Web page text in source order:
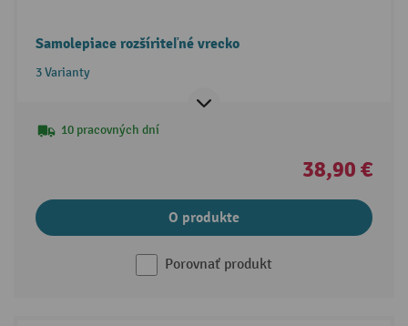
Samolepiace rozšíriteľné vrecko
3 Varianty
10 pracovných dní
38,90 €
O produkte
Porovnať produkt